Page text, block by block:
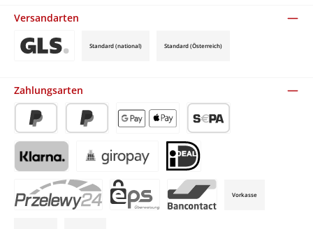
Versandarten
Standard (national) Standard (Österreich)
Zahlungsarten
PayPal Später BezahlenApple Pay / Google Pay (via Stripe)
SEPA-Lastschrift (via Stripe)
Klarna (via Stripe)Giropay (via Stripe) iDeal (via Stripe)
Vorkasse